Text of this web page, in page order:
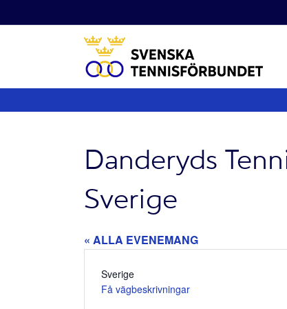
till
Danderyds
Sverige
« ALLA EVENEMANG
Adress
Sverige
Få vägbeskrivningar